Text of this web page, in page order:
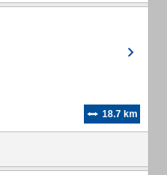
18.7 km